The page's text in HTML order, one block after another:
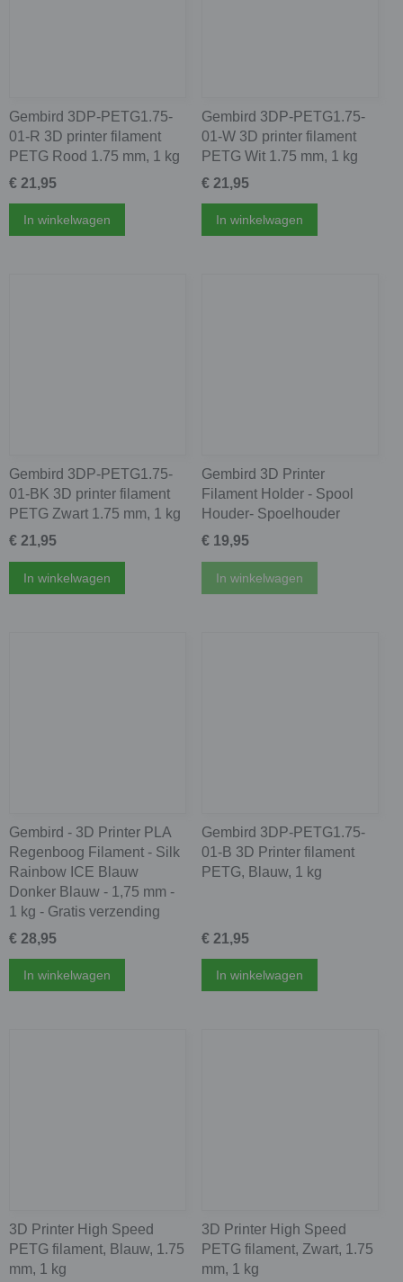
Gembird 3DP-PETG1.75-
01-R 3D printer filament
PETG Rood 1.75 mm, 1 kg
€ 21,95
In winkelwagen
Gembird 3DP-PETG1.75-
01-W 3D printer filament
PETG Wit 1.75 mm, 1 kg
€ 21,95
In winkelwagen
Gembird 3DP-PETG1.75-
01-BK 3D printer filament
PETG Zwart 1.75 mm, 1 kg
€ 21,95
In winkelwagen
Gembird 3D Printer
Filament Holder - Spool
Houder- Spoelhouder
€ 19,95
In winkelwagen
Gembird - 3D Printer PLA
Regenboog Filament - Silk
Rainbow ICE Blauw
Donker Blauw - 1,75 mm -
1 kg - Gratis verzending
€ 28,95
In winkelwagen
Gembird 3DP-PETG1.75-
01-B 3D Printer filament
PETG, Blauw, 1 kg
€ 21,95
In winkelwagen
3D Printer High Speed
PETG filament, Blauw, 1.75
mm, 1 kg
3D Printer High Speed
PETG filament, Zwart, 1.75
mm, 1 kg